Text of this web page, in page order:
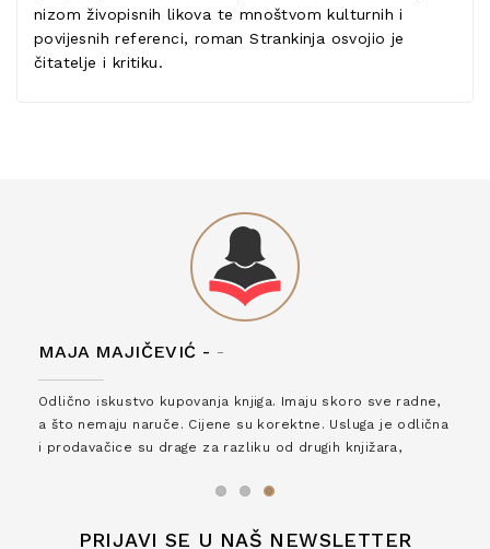
nizom živopisnih likova te mnoštvom kulturnih i
povijesnih referenci, roman Strankinja osvojio je
čitatelje i kritiku.
MAJA MAJIČEVIĆ - -
Odlično iskustvo kupovanja knjiga. Imaju skoro sve radne,
a što nemaju naruče. Cijene su korektne. Usluga je odlična
i prodavačice su drage za razliku od drugih knjižara,
PRIJAVI SE U NAŠ NEWSLETTER